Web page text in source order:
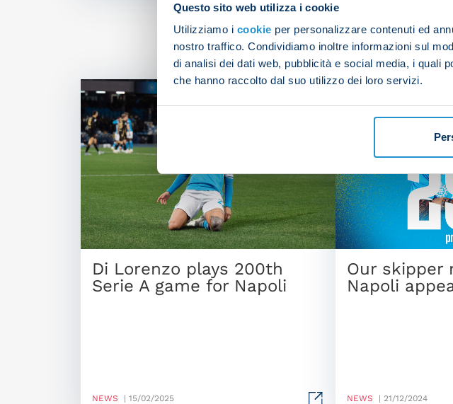
Questo sito web utilizza i cookie
Utilizziamo i cookie per personalizzare contenuti ed
nostro traffico. Condividiamo inoltre informazioni sul
di analisi dei dati web, pubblicità e social media, i quali
che hanno raccolto dal suo utilizzo dei loro servizi.
Di Lorenzo plays 200th
Serie A game for Napoli
NEWS | 15/02/2025
Our skipper
Napoli
NEWS | 21/12/2024